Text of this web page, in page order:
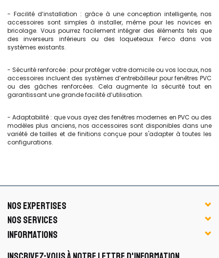
- Facilité d’installation : grâce à une conception intelligente, nos
accessoires sont simples à installer, même pour les novices en
bricolage. Vous pourrez facilement intégrer des éléments tels que
des inverseurs inférieurs ou des loqueteaux Ferco dans vos
systèmes existants.
- Sécurité renforcée : pour protéger votre domicile ou vos locaux, nos
accessoires incluent des systèmes d’entrebâilleur pour fenêtres PVC
ou des gâches renforcées. Cela augmente la sécurité tout en
garantissant une grande facilité d’utilisation.
- Adaptabilité : que vous ayez des fenêtres modernes en PVC ou des
modèles plus anciens, nos accessoires sont disponibles dans une
variété de tailles et de finitions conçue pour s'adapter à toutes les
configurations.
NOS EXPERTISES
NOS SERVICES
INFORMATIONS